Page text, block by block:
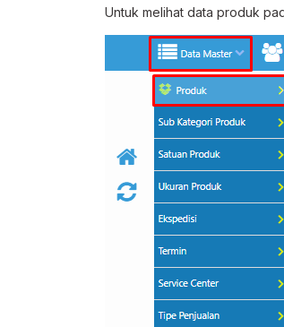
Untuk melihat data produk